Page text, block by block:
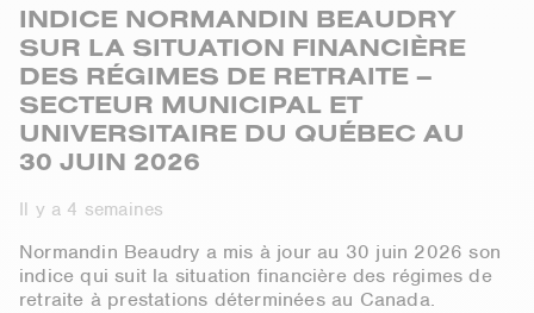
INDICE NORMANDIN BEAUDRY
SUR LA SITUATION FINANCIÈRE
DES RÉGIMES DE RETRAITE –
SECTEUR MUNICIPAL ET
UNIVERSITAIRE DU QUÉBEC AU
30 JUIN 2026
Il y a 4 semaines
Normandin Beaudry a mis à jour au 30 juin 2026 son
indice qui suit la situation financière des régimes de
retraite à prestations déterminées au Canada.